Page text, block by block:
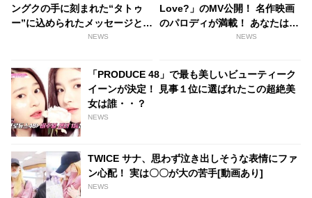
ングクの手に刻まれた“タトゥ
ー”に込められたメッセージと
は？ ファンによる見事な推理に
NEWS
Love?」のMV公開！ 名作映画
のパロディが満載！ あなたはい
くつわかる？[動画あり]
NEWS
「PRODUCE 48」で最も美しいビューティーク
イーンが決定！ 見事１位に選ばれたこの超絶美
女は誰・・？
NEWS
TWICE サナ、思わず泣き出しそうな表情にファ
ン心配！ 実は〇〇が大の苦手[動画あり]
NEWS